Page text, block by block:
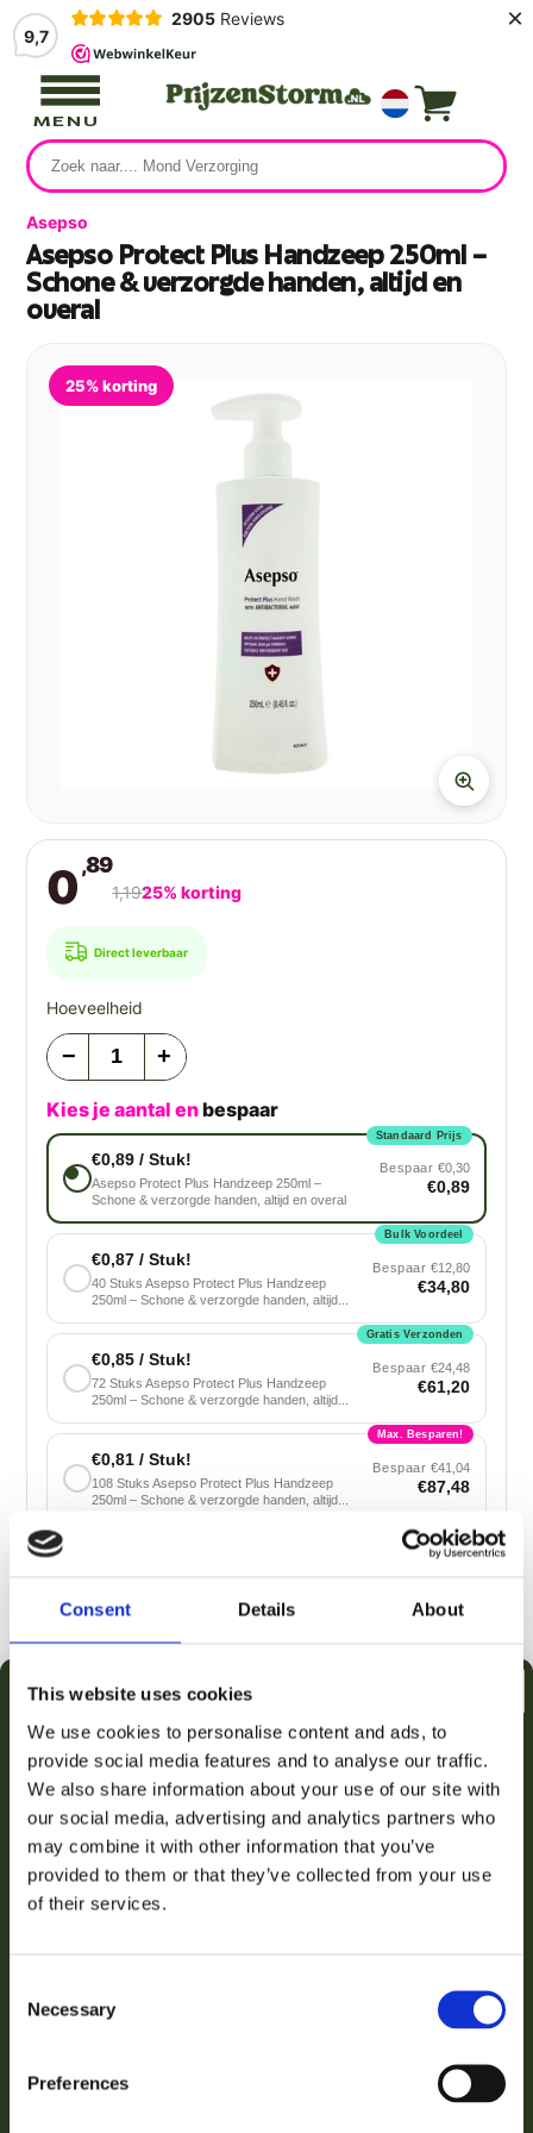
Consent Details About
This website uses cookies
We use cookies to personalise content and ads, to
provide social media features and to analyse our traffic.
We also share information about your use of our site with
our social media, advertising and analytics partners who
may combine it with other information that you’ve
provided to them or that they’ve collected from your use
of their services.
Selection
Necessary
Preferences
9,7
2905 Reviews ×
MENU
Asepso
Asepso Protect Plus Handzeep 250ml –
Schone & verzorgde handen, altijd en
overal
25% korting
0,89
1,1925% korting
Direct leverbaar
Hoeveelheid
− +
Kies je aantal enbespaar
Standaard Prijs
€0,89 / Stuk!
Asepso Protect Plus Handzeep 250ml –
Schone & verzorgde handen, altijd en overal
Bespaar €0,30
€0,89
Bulk Voordeel
€0,87 / Stuk!
40 Stuks Asepso Protect Plus Handzeep
250ml – Schone & verzorgde handen, altijd...
Bespaar €12,80
€34,80
Gratis Verzonden
€0,85 / Stuk!
72 Stuks Asepso Protect Plus Handzeep
250ml – Schone & verzorgde handen, altijd...
Bespaar €24,48
€61,20
Max. Besparen!
€0,81 / Stuk!
108 Stuks Asepso Protect Plus Handzeep
250ml – Schone & verzorgde handen, altijd...
Bespaar €41,04
€87,48
za 08 aug. ma 10 aug. di 11 aug.
Snelle levering uit eigen voorraad
Achteraf betalen met Klarna
Gratis verzending vanaf €50
Persoonlijke klantenservice
€2,50 KORTING OP JE
EERSTE AANKOOP
Email
Nee bedankt, ik betaal liever de volledige prijs!